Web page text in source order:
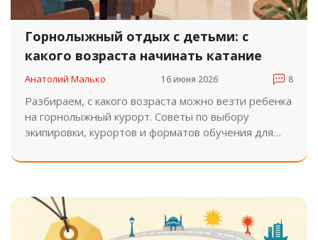
Горнолыжный отдых с детьми: с
какого возраста начинать катание
Анатолий Малько 16 июня 2026 8
Разбираем, с какого возраста можно везти ребенка
на горнолыжный курорт. Советы по выбору
экипировки, курортов и форматов обучения для